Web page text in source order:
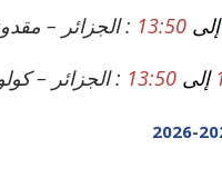
إلى
: الجزائر –
إلى 13:50 : الجزائر –